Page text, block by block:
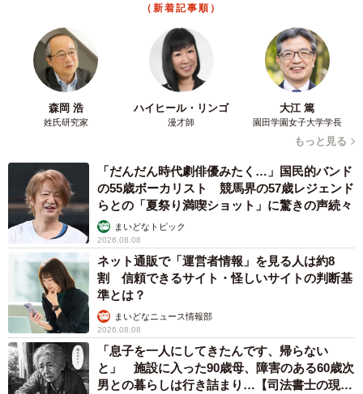
（新着記事順）
森岡 浩
姓氏研究家
ハイヒール・リンゴ
漫才師
大江 篤
園田学園女子大学学長
もっと見る
「だんだん時代劇俳優みたく…」国民的バンド
の55歳ボーカリスト 競馬界の57歳レジェンド
らとの「夏祭り満喫ショット」に驚きの声続々
まいどなトピック
2026.08.08
ネット通販で「運営者情報」を見る人は約8
割 信頼できるサイト・怪しいサイトの判断基
準とは？
まいどなニュース情報部
2026.08.08
「息子を一人にしてきたんです、帰らない
と」 施設に入った90歳母、障害のある60歳次
男との暮らしは行き詰まり…【司法書士の現場